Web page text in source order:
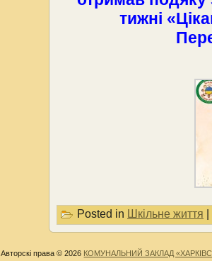
тижні
Posted in Шкільне життя |
Авторскі права © 2026 КОМУНАЛЬНИЙ ЗАКЛАД